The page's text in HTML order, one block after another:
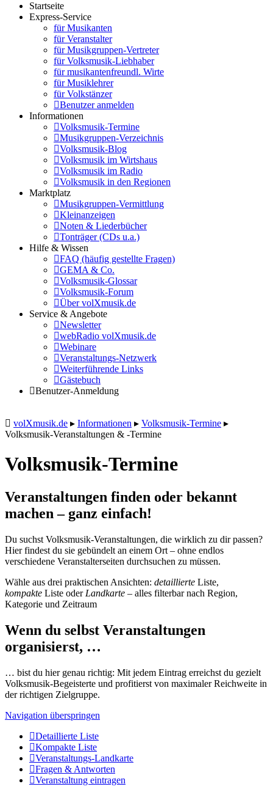
Startseite
Express-Service
für Musikanten
für Veranstalter
für Musikgruppen-Vertreter
für Volksmusik-Liebhaber
für musikantenfreundl. Wirte
für Musiklehrer
für Volkstänzer
Benutzer anmelden
Informationen
Volksmusik-Termine
Musikgruppen-Verzeichnis
Volksmusik-Blog
Volksmusik im Wirtshaus
Volksmusik im Radio
Volksmusik in den Regionen
Marktplatz
Musikgruppen-Vermittlung
Kleinanzeigen
Noten & Liederbücher
Tonträger (CDs u.a.)
Hilfe & Wissen
FAQ (häufig gestellte Fragen)
GEMA & Co.
Volksmusik-Glossar
Volksmusik-Forum
Über volXmusik.de
Service & Angebote
Newsletter
webRadio volXmusik.de
Webinare
Veranstaltungs-Netzwerk
Weiterführende Links
Gästebuch
Benutzer-Anmeldung
volXmusik.de ▸ Informationen ▸ Volksmusik-Termine ▸
Volksmusik-Veranstaltungen & -Termine
Volksmusik-Termine
Veranstaltungen finden oder bekannt
machen – ganz einfach!
Du suchst Volksmusik-Veranstaltungen, die wirklich zu dir passen?
Hier findest du sie gebündelt an einem Ort – ohne endlos
verschiedene Veranstalterseiten durchsuchen zu müssen.
Wähle aus drei praktischen Ansichten: detaillierte Liste,
kompakte Liste oder Landkarte – alles filterbar nach Region,
Kategorie und Zeitraum
Wenn du selbst Veranstaltungen
organisierst, …
… bist du hier genau richtig: Mit jedem Eintrag erreichst du gezielt
Volksmusik-Begeisterte und profitierst von maximaler Reichweite in
der richtigen Zielgruppe.
Navigation überspringen
Detaillierte Liste
Kompakte Liste
Veranstaltungs-Landkarte
Fragen & Antworten
Veranstaltung eintragen